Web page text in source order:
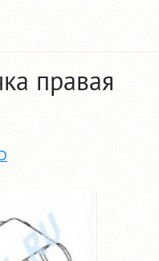
правая